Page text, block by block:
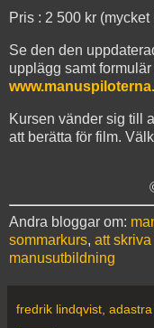
Pris : 2 500 kr
Se den den
upplägg samt
Kursen vänder sig till
att berätta för film.
Andra bloggar om:
sommarkurs, att
manusutbildning
fredrik lindqvist,